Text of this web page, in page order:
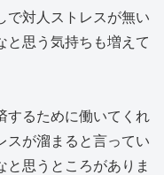
で対人ストレスが無い
と思う気持ちも増えて
するために働いてくれ
スが溜まると言ってい
と思うところがありま